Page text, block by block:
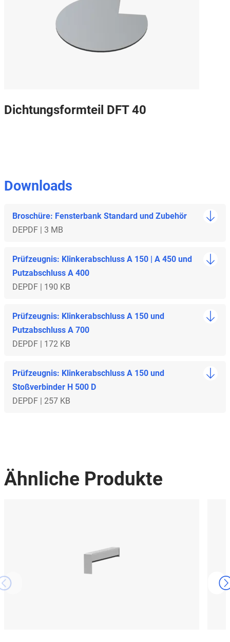
Dichtungsformteil DFT 40
Downloads
Broschüre: Fensterbank Standard und Zubehör
DEPDF | 3 MB
Prüfzeugnis: Klinkerabschluss A 150 | A 450 und
Putzabschluss A 400
DEPDF | 190 KB
Prüfzeugnis: Klinkerabschluss A 150 und
Putzabschluss A 700
DEPDF | 172 KB
Prüfzeugnis: Klinkerabschluss A 150 und
Stoßverbinder H 500 D
DEPDF | 257 KB
Ähnliche Produkte